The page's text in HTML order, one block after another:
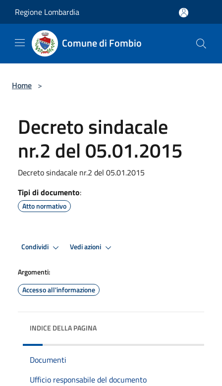
Regione Lombardia
Comune di Fombio
Home >
Decreto sindacale
nr.2 del 05.01.2015
Decreto sindacale nr.2 del 05.01.2015
Tipi di documento:
Atto normativo
Condividi Vedi azioni
Argomenti:
Accesso all'informazione
INDICE DELLA PAGINA
Documenti
Ufficio responsabile del documento